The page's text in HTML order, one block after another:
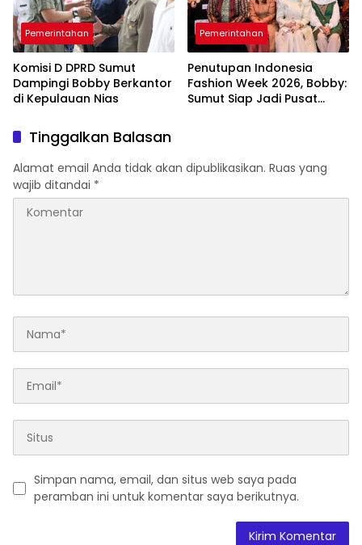
Pemerintahan
Komisi D DPRD Sumut
Dampingi Bobby Berkantor
di Kepulauan Nias
Pemerintahan
Penutupan Indonesia
Fashion Week 2026, Bobby:
Sumut Siap Jadi Pusat
Tinggalkan Balasan
Alamat email Anda tidak akan dipublikasikan. Ruas yang
wajib ditandai *
Simpan nama, email, dan situs web saya pada
peramban ini untuk komentar saya berikutnya.